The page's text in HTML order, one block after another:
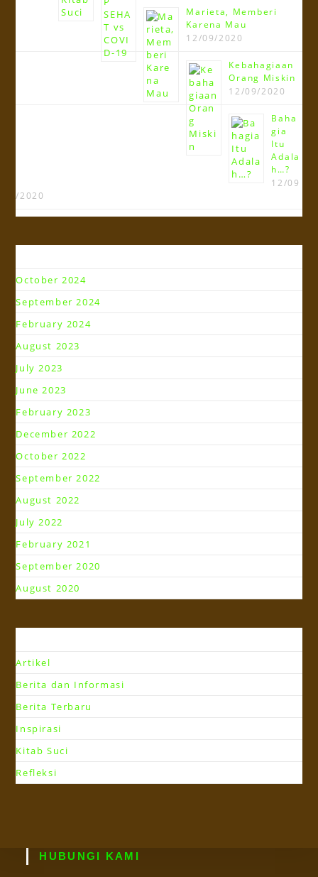
Marieta, Memberi
Karena Mau
12/09/2020
Kebahagiaan
Orang Miskin
12/09/2020
Baha
gia
Itu
Adala
h…?
12/09
/2020
Arsip
October 2024
September 2024
February 2024
August 2023
July 2023
June 2023
February 2023
December 2022
October 2022
September 2022
August 2022
July 2022
February 2021
September 2020
August 2020
Kategori
Artikel
Berita dan Informasi
Berita Terbaru
Inspirasi
Kitab Suci
Refleksi
HUBUNGI KAMI